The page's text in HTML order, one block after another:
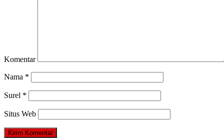
Komentar
Nama *
Surel *
Situs Web